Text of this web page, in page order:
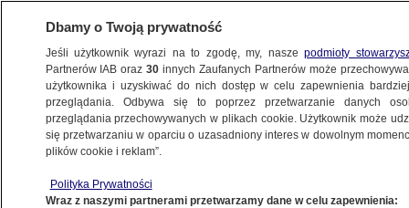
Dbamy o Twoją prywatność
Jeśli użytkownik wyrazi na to zgodę, my, naszepodmioty
Partnerów IAB oraz30 innych Zaufanych Partnerów może
użytkownika i uzyskiwać do nich dostęp w celu zapewnienia
przeglądania. Odbywa się to poprzez przetwarzanie danych
przeglądania przechowywanych w plikach cookie. Użytkownik może
się przetwarzaniu w oparciu o uzasadniony interes w dowolnym
plików cookie i reklam”.
Polityka Prywatności
Wraz z naszymi partnerami przetwarzamy dane w celu zapewnienia: